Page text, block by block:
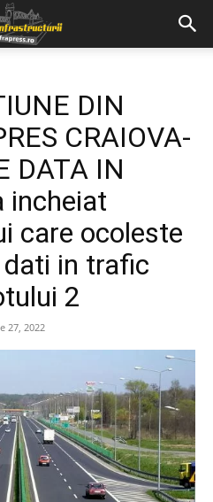
DIN
CRAIOVA-
DATA IN
incheiat
care ocoleste
in trafic
2
27, 2022